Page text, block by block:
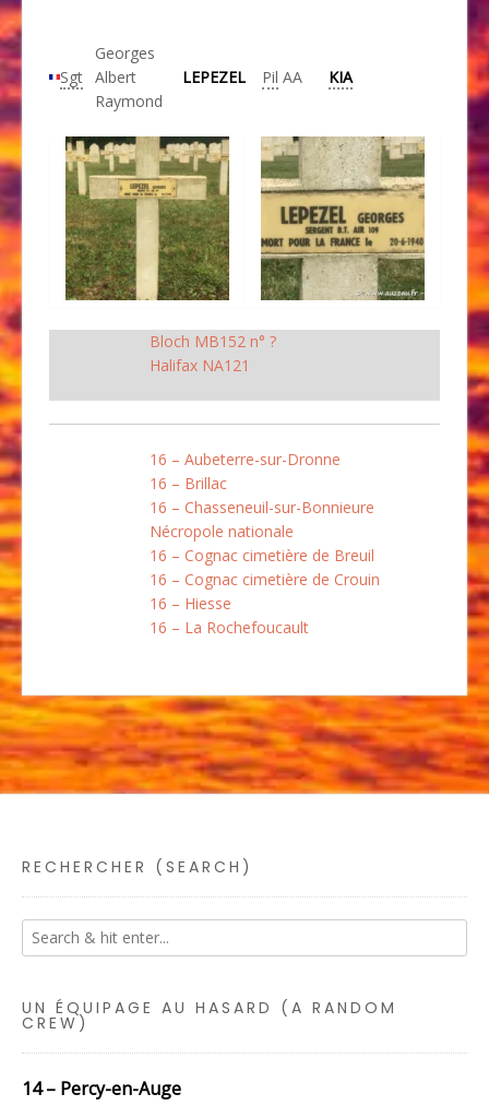
Sgt
Georges
Albert
Raymond
LEPEZEL Pil AA KIA
Bloch MB152 n° ?
Halifax NA121
16 – Aubeterre-sur-Dronne
16 – Brillac
16 – Chasseneuil-sur-Bonnieure
Nécropole nationale
16 – Cognac cimetière de Breuil
16 – Cognac cimetière de Crouin
16 – Hiesse
16 – La Rochefoucault
RECHERCHER (SEARCH)
UN ÉQUIPAGE AU HASARD (A RANDOM
CREW)
14 – Percy-en-Auge